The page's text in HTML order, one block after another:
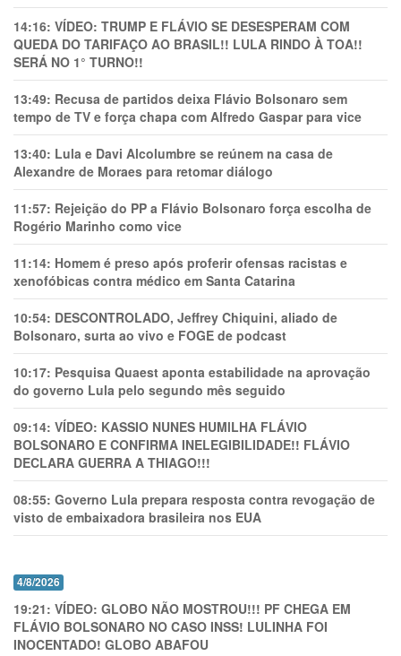
14:16: VÍDEO: TRUMP E FLÁVIO SE DESESPERAM COM
QUEDA DO TARIFAÇO AO BRASIL!! LULA RINDO À TOA!!
SERÁ NO 1° TURNO!!
13:49: Recusa de partidos deixa Flávio Bolsonaro sem
tempo de TV e força chapa com Alfredo Gaspar para vice
13:40: Lula e Davi Alcolumbre se reúnem na casa de
Alexandre de Moraes para retomar diálogo
11:57: Rejeição do PP a Flávio Bolsonaro força escolha de
Rogério Marinho como vice
11:14: Homem é preso após proferir ofensas racistas e
xenofóbicas contra médico em Santa Catarina
10:54: DESCONTROLADO, Jeffrey Chiquini, aliado de
Bolsonaro, surta ao vivo e FOGE de podcast
10:17: Pesquisa Quaest aponta estabilidade na aprovação
do governo Lula pelo segundo mês seguido
09:14: VÍDEO: KASSIO NUNES HUMlLHA FLÁVIO
BOLSONARO E CONFIRMA INELEGIBILIDADE!! FLÁVIO
DECLARA GUERRA A THIAGO!!!
08:55: Governo Lula prepara resposta contra revogação de
visto de embaixadora brasileira nos EUA
4/8/2026
19:21: VÍDEO: GLOBO NÃO MOSTROU!!! PF CHEGA EM
FLÁVIO BOLSONARO NO CASO INSS! LULINHA FOI
INOCENTADO! GLOBO ABAFOU